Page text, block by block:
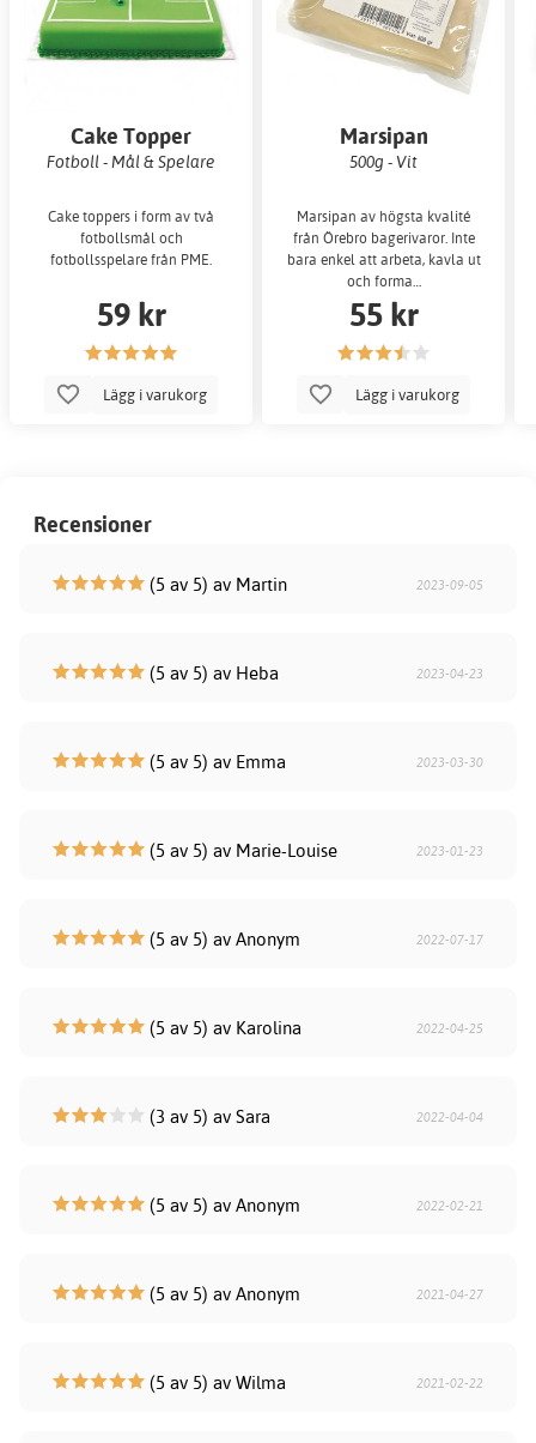
Cake Topper
Fotboll - Mål & Spelare
Cake toppers i form av två
fotbollsmål och
fotbollsspelare från PME.
59 kr
Lägg i varukorg
Marsipan
500g - Vit
Marsipan av högsta kvalité
från Örebro bagerivaror. Inte
bara enkel att arbeta, kavla ut
och forma…
55 kr
Lägg i varukorg
Recensioner
(5 av 5) av Martin 2023-09-05
(5 av 5) av Heba 2023-04-23
(5 av 5) av Emma 2023-03-30
(5 av 5) av Marie-Louise 2023-01-23
(5 av 5) av Anonym 2022-07-17
(5 av 5) av Karolina 2022-04-25
(3 av 5) av Sara 2022-04-04
(5 av 5) av Anonym 2022-02-21
(5 av 5) av Anonym 2021-04-27
(5 av 5) av Wilma 2021-02-22